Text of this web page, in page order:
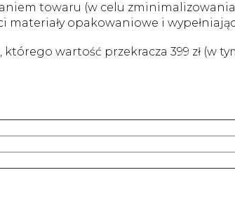
towaru (w celu
materiały opakowaniowe i
wartość przekracza 399 zł (w